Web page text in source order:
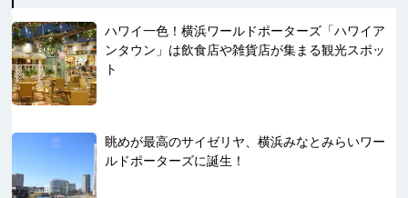
ハワイ一色！横浜ワールドポーターズ「ハワイア
ンタウン」は飲食店や雑貨店が集まる観光スポッ
ト
眺めが最高のサイゼリヤ、横浜みなとみらいワー
ルドポーターズに誕生！